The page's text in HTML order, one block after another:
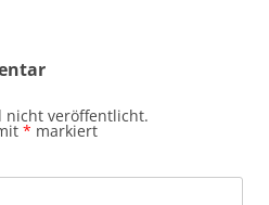
nicht veröffentlicht.
* markiert